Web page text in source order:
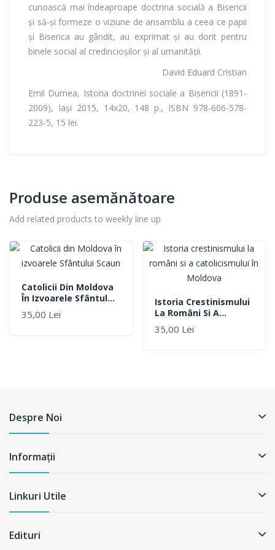
cunoască mai îndeaproape doctrina socială a Bisericii
și să-și formeze o viziune de ansamblu a ceea ce papii
și Biserica au gândit, au exprimat și au dorit pentru
binele social al credincioșilor și al umanității.
David Eduard Cristian
Emil Dumea, Istoria doctrinei sociale a Bisericii (1891-
2009), Iași 2015, 14x20, 148 p., ISBN 978-606-578-
223-5, 15 lei.
Produse asemănătoare
Add related products to weekly line up
Catolicii Din Moldova
În Izvoarele Sfântului
Scaun
35,00 Lei
Istoria Crestinismului
La Români Si A
Catolicismului În
Moldova
35,00 Lei
Despre Noi
Informații
Linkuri Utile
Edituri